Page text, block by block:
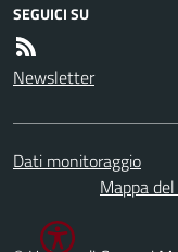
SEGUICI SU
Newsletter
Dati monitoraggio
Mappa